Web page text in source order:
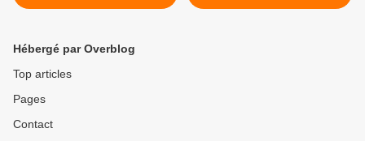
disaster zone (WSWS) >
Hébergé par Overblog
Top articles
Pages
Contact